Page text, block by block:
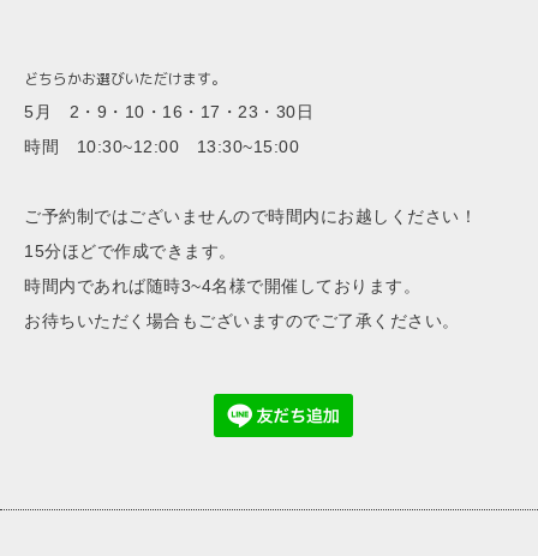
どちらかお選びいただけます。
5月 2・9・10・16・17・23・30日
時間 10:30~12:00 13:30~15:00
ご予約制ではございませんので時間内にお越しください！
15分ほどで作成できます。
時間内であれば随時3~4名様で開催しております。
お待ちいただく場合もございますのでご了承ください。